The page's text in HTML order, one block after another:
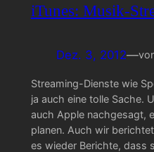
iTunes: Musik-
Dez. 3, 2012—
Streaming-Dienste wie
ja auch eine tolle Sache.
auch Apple nachgesagt,
planen. Auch wir
es wieder Berichte, dass